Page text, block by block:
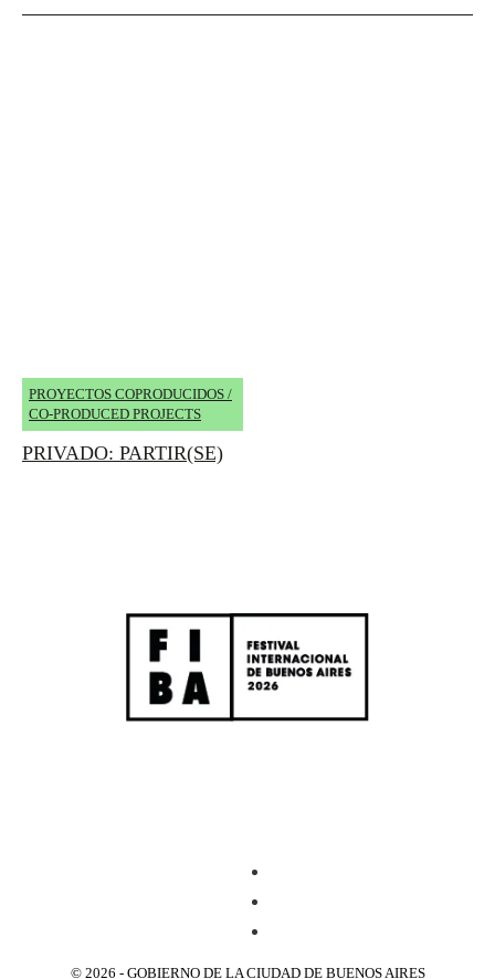
PROYECTOS COPRODUCIDOS /
CO-PRODUCED PROJECTS
PRIVADO: PARTIR(SE)
© 2026 - GOBIERNO DE LA CIUDAD DE BUENOS AIRES